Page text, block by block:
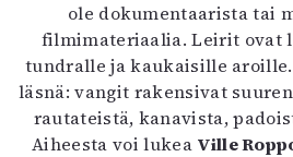
ole dokumentaarista tai
filmimateriaalia. Leirit ovat
tundralle ja kaukaisille
läsnä: vangit rakensivat
rautateistä, kanavista,
Aiheesta voi lukea Ville